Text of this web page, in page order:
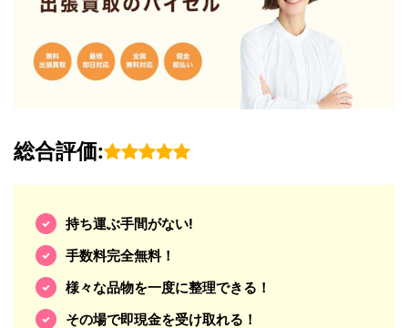
総合評価:
持ち運ぶ手間がない!
手数料完全無料！
様々な品物を一度に整理できる！
その場で即現金を受け取れる！